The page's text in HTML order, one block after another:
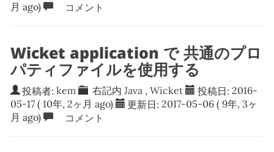
月 ago)
コメント
Wicket application で 共通のプロ
パティファイルを使用する
投稿者: kem 右記内Java ,Wicket 投稿日: 2016-
05-17 ( 10年, 2ヶ月 ago) 更新日: 2017-05-06 ( 9年, 3ヶ
月 ago)
コメント